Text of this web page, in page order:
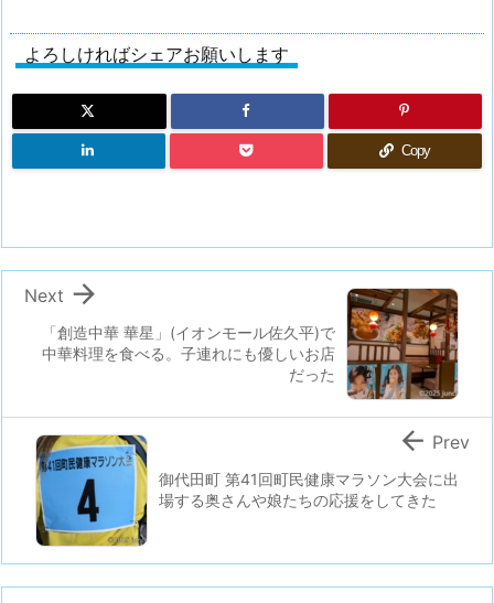
よろしければシェアお願いします
Copy
「創造中華 華星」(イオンモール佐久平)で
中華料理を食べる。子連れにも優しいお店
だった

Next
御代田町 第41回町民健康マラソン大会に出
場する奥さんや娘たちの応援をしてきた
 Prev